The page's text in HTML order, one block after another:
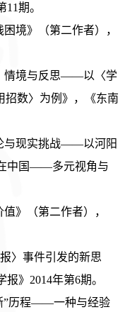
11期。
境》（第二作者），
情境与反思——以〈学
招数〉为例》，《东南
与现实挑战——以河阳
中国——多元视角与
》（第二作者），
〉事件引发的新思
报》2014年第6期。
”历程——一种与经验